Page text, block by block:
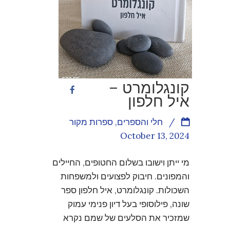
קונגלומרט –
איל חלפון
חלי והספרים, ספרות מקור
/
October 13, 2024
מי ייתן וישובו בשלום החטופים, החיילים
והמפונים. חיבוק לפצועים ולמשפחות
השכולות. קונגלומרט, איל חלפון ספר
שונה, פילוסופי בעל דיון פנימי עמוק
שמזכיר את הסלעים של שמם נקרא